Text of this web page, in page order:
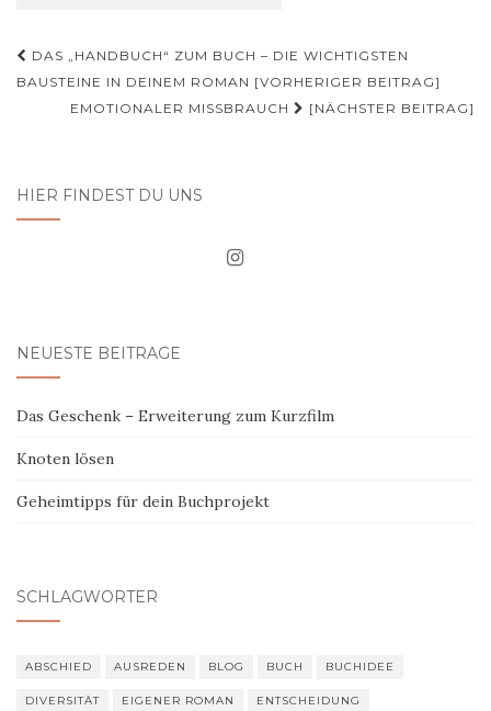
Beitrags-
Navigation
DAS „HANDBUCH“ ZUM BUCH – DIE WICHTIGSTEN
BAUSTEINE IN DEINEM ROMAN [VORHERIGER BEITRAG]
EMOTIONALER MISSBRAUCH
[NÄCHSTER BEITRAG]
HIER FINDEST DU UNS
NEUESTE BEITRÄGE
Das Geschenk – Erweiterung zum Kurzfilm
Knoten lösen
Geheimtipps für dein Buchprojekt
SCHLAGWÖRTER
ABSCHIED AUSREDEN BLOG BUCH BUCHIDEE
DIVERSITÄT EIGENER ROMAN ENTSCHEIDUNG